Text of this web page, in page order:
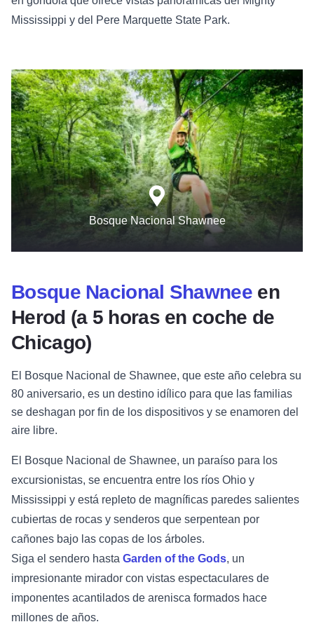
Mississippi y del Pere Marquette State Park.
Bosque Nacional Shawnee
Bosque Nacional Shawneeen
Herod (a 5 horas en coche de
Chicago)
El Bosque Nacional de Shawnee, que este año celebra su
80 aniversario, es un destino idílico para que las familias
se deshagan por fin de los dispositivos y se enamoren del
aire libre.
El Bosque Nacional de Shawnee, un paraíso para los
excursionistas, se encuentra entre los ríos Ohio y
Mississippi y está repleto de magníficas paredes salientes
cubiertas de rocas y senderos que serpentean por
cañones bajo las copas de los árboles.
Siga el sendero hasta Garden of the Gods, un
impresionante mirador con vistas espectaculares de
imponentes acantilados de arenisca formados hace
millones de años.